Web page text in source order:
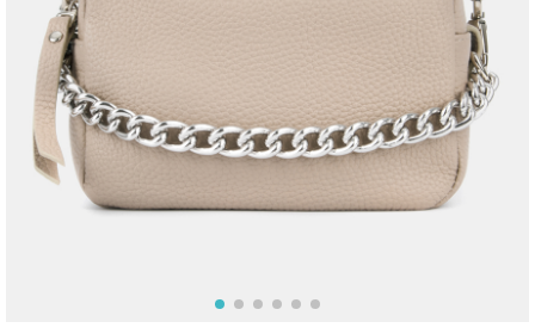
Москва